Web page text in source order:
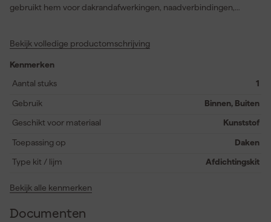
gebruikt hem voor dakrandafwerkingen, naadverbindingen,
je om schoon en gecontroleerd te werken bij dakklussen waar
aanvangshechting breng je het materiaal prettig aan en krijg je
snel grip op de ondergrond. Deze EPDM afdichtingskit past goed
en afwerking van platte daken en EPDM dakbedekking.
Bekijk volledige productomschrijving
Kenmerken
Aantal stuks
1
Gebruik Binnen, Buiten
Geschikt voor materiaal Kunststof
Toepassing op Daken
Type kit / lijm Afdichtingskit
Bekijk alle kenmerken
Documenten